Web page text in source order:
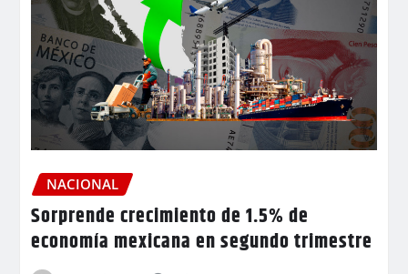
NACIONAL
Sorprende crecimiento de 1.5% de
economía mexicana en segundo trimestre